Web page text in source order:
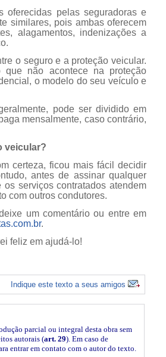
oferecidas pelas seguradoras e
similares, pois ambas oferecem
alagamentos, indenizações a
o seguro e a proteção veicular.
não acontece na proteção
o modelo do seu veículo e
pode ser dividido em
mensalmente, caso contrário,
veicular?
certeza, ficou mais fácil decidir
antes de assinar qualquer
serviços contratados atendem
com outros condutores.
um comentário ou entre em
.
feliz em ajudá-lo!
Indique este texto a seus amigos
parcial ou integral desta obra sem
autorais (art. 29). Em caso de
entrar em contato com o autor do texto.